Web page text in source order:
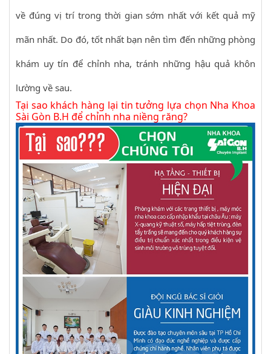
về đúng vị trí trong thời gian sớm nhất với kết quả mỹ
mãn nhất. Do đó, tốt nhất bạn nên tìm đến những phòng
khám uy tín để chỉnh nha, tránh những hậu quả khôn
lường về sau.
Tại sao khách hàng lại tin tưởng lựa chọn Nha Khoa
Sài Gòn B.H để chỉnh nha niềng răng?